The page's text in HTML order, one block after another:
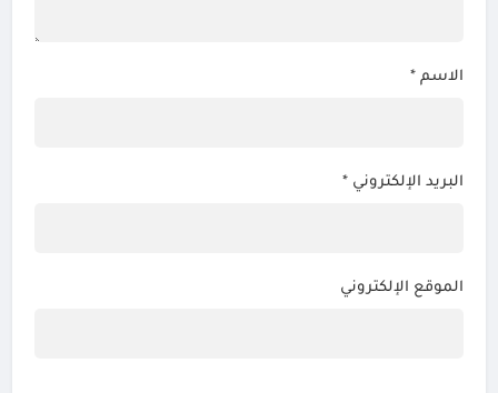
الاسم*
البريد الإلكتروني*
الموقع الإلكتروني